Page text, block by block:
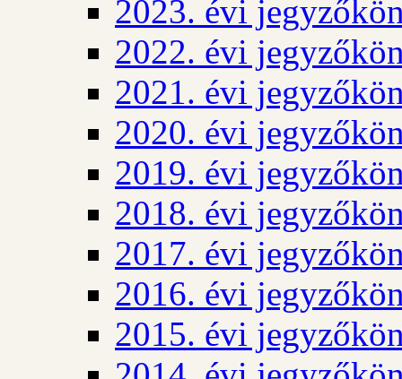
2023. évi
2022. évi
2021. évi
2020. évi
2019. évi
2018. évi
2017. évi
2016. évi
2015. évi